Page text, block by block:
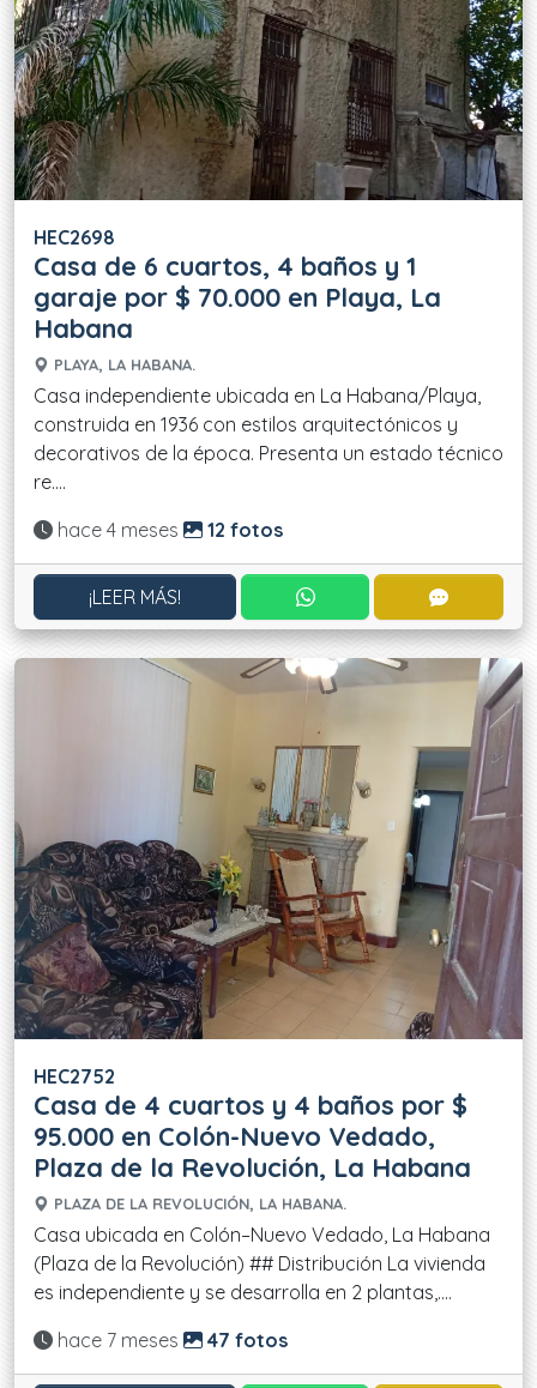
HEC2698
Casa de 6 cuartos, 4 baños y 1
garaje por $ 70.000 en Playa, La
Habana
PLAYA, LA HABANA.
Casa independiente ubicada en La Habana/Playa,
construida en 1936 con estilos arquitectónicos y
decorativos de la época. Presenta un estado técnico
re....
Actualizado:
hace 4 meses 12 fotos
¡LEER MÁS! CONTACTAR POR
HEC2752
Casa de 4 cuartos y 4 baños por $
95.000 en Colón-Nuevo Vedado,
Plaza de la Revolución, La Habana
PLAZA DE LA REVOLUCIÓN, LA HABANA.
Casa ubicada en Colón–Nuevo Vedado, La Habana
(Plaza de la Revolución) ## Distribución La vivienda
es independiente y se desarrolla en 2 plantas,....
Actualizado:
hace 7 meses 47 fotos